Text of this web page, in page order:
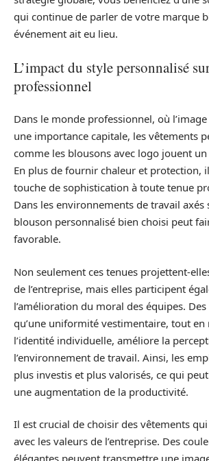
qui continue de parler de votre marque
événement ait eu lieu.
L’impact du style personnalisé
professionnel
Dans le monde professionnel, où
une importance capitale, les vêtements
comme les blousons avec logo jouent
En plus de fournir chaleur et protection,
touche de sophistication à toute tenue
Dans les environnements de travail axés
blouson personnalisé bien choisi peut
favorable.
Non seulement ces tenues projettent-
de l’entreprise, mais elles participent
l’amélioration du moral des équipes.
qu’une uniformité vestimentaire, tout en
l’identité individuelle, améliore la
l’environnement de travail. Ainsi, les
plus investis et plus valorisés, ce qui
une augmentation de la productivité.
Il est crucial de choisir des vêtements
avec les valeurs de l’entreprise. Des